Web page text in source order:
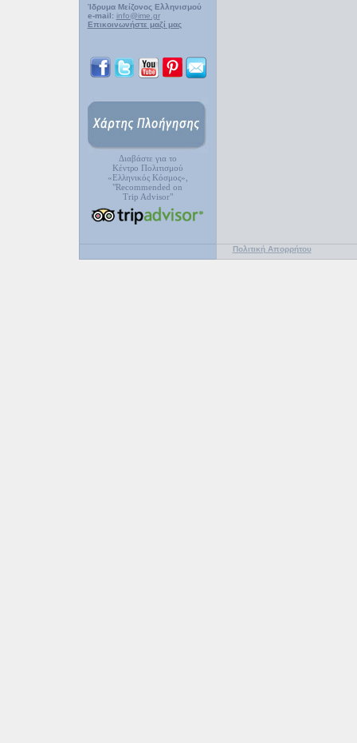
Ίδρυμα Μείζονος Ελληνισμού
e-mail: info@ime.gr
Επικοινωνήστε μαζί μας
Διαβάστε για το
Κέντρο Πολιτισμού
«Ελληνικός Κόσμος»,
"Recommended on
Trip Advisor"
Πολιτική Απορρήτου